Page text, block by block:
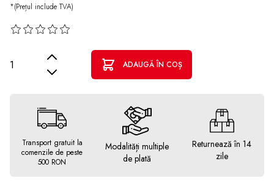
*(Prețul include TVA)
ADAUGĂ ÎN COȘ
Transport gratuit la
comenzile de peste
500 RON
Modalități multiple
de plată
Returnează în 14
zile